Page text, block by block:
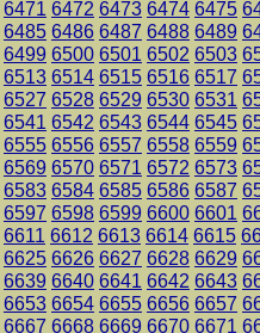
6471 6472 6473 6474 6475
6485 6486 6487 6488 6489
6499 6500 6501 6502 6503
6513 6514 6515 6516 6517
6527 6528 6529 6530 6531
6541 6542 6543 6544 6545
6555 6556 6557 6558 6559
6569 6570 6571 6572 6573
6583 6584 6585 6586 6587
6597 6598 6599 6600 6601
6611 6612 6613 6614 6615
6625 6626 6627 6628 6629
6639 6640 6641 6642 6643
6653 6654 6655 6656 6657
6667 6668 6669 6670 6671